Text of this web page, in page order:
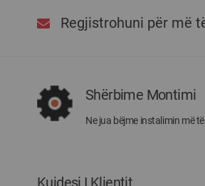
Regjistrohuni për më
Shërbime Montimi
Ne jua bëjme instalimin më
Kujdesi I Klientit